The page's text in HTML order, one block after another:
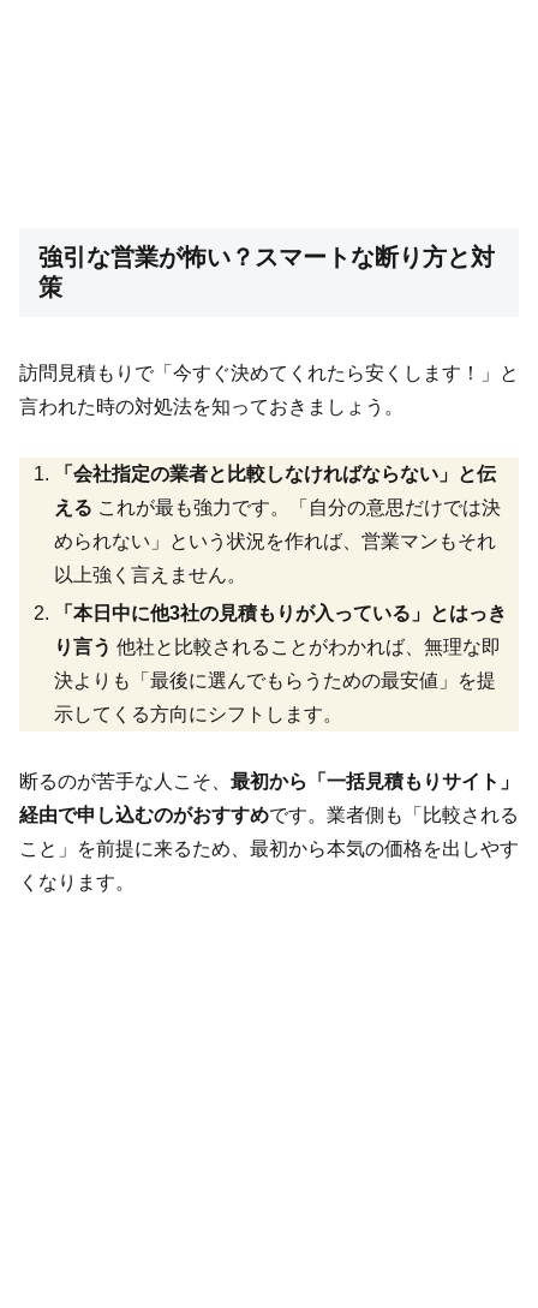
強引な営業が怖い？スマートな断り方と対
策
訪問見積もりで「今すぐ決めてくれたら安くします！」と
言われた時の対処法を知っておきましょう。
「会社指定の業者と比較しなければならない」と伝
える これが最も強力です。「自分の意思だけでは決
められない」という状況を作れば、営業マンもそれ
以上強く言えません。
「本日中に他3社の見積もりが入っている」とはっき
り言う 他社と比較されることがわかれば、無理な即
決よりも「最後に選んでもらうための最安値」を提
示してくる方向にシフトします。
断るのが苦手な人こそ、 最初から「一括見積もりサイト」
経由で申し込むのがおすすめです。業者側も「比較される
こと」を前提に来るため、最初から本気の価格を出しやす
くなります。